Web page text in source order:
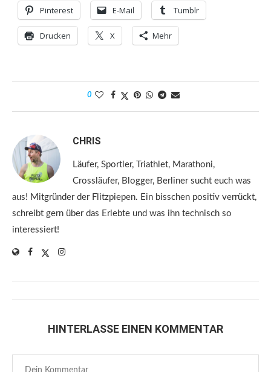
Pinterest E-Mail Tumblr
Drucken X Mehr
0
CHRIS
Läufer, Sportler, Triathlet, Marathoni,
Crossläufer, Blogger, Berliner sucht euch was
aus! Mitgründer der Flitzpiepen. Ein bisschen positiv verrückt,
schreibt gern über das Erlebte und was ihn technisch so
interessiert!
HINTERLASSE EINEN KOMMENTAR